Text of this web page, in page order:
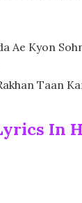
Ae Kyon
Taan
In